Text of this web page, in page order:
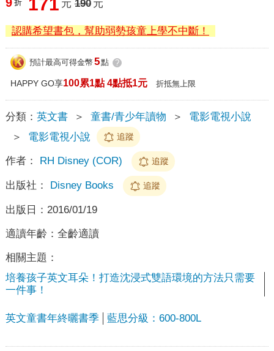
折 元 190 元
認購希望書包，幫助弱勢孩童上學不中斷！
預計最高可得金幣 5點 ?
HAPPY GO享100累1點 4點抵1元 折抵無上限
分類： 英文書 ＞ 童書/青少年讀物 ＞
電影電視小說
＞
電影電視小說 追蹤
作者： RH Disney (COR) 追蹤
出版社： Disney Books 追蹤
出版日： 2016/01/19
適讀年齡： 全齡適讀
相關主題：
培養孩子英文耳朵！打造沈浸式雙語環境的方法只需要
一件事！
英文童書年終曬書季 藍思分級：600-800L